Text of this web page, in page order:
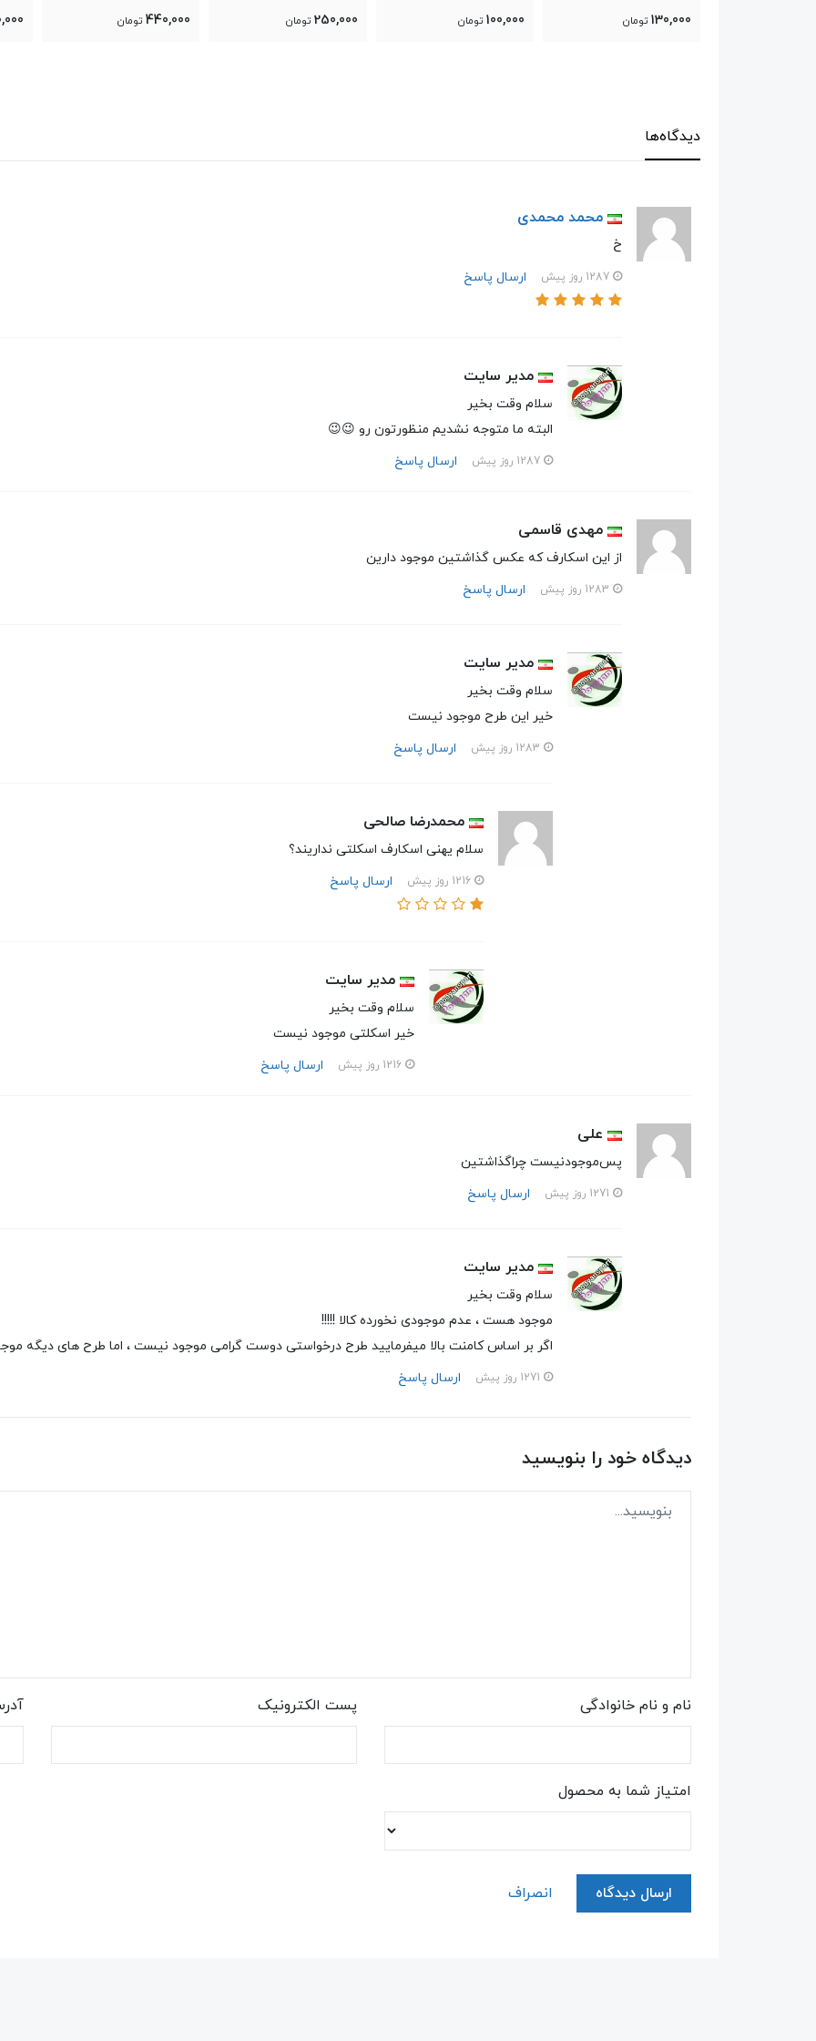
100,000 تومان 250,000 تومان 440,000 تومان 860,000 تومان
دیدگاه‌ها
محمد محمدی
خ
ارسال پاسخ
مدیر سایت
سلام وقت بخیر
البته ما متوجه نشدیم منظورتون رو 😉😉
ارسال پاسخ
مهدی قاسمی
از این اسکارف که عکس گذاشتین موجود دارین
ارسال پاسخ
مدیر سایت
سلام وقت بخیر
خیر این طرح موجود نیست
ارسال پاسخ
محمدرضا صالحی
سلام یهنی اسکارف اسکلتی نداریند؟
ارسال پاسخ
مدیر سایت
سلام وقت بخیر
خیر اسکلتی موجود نیست
ارسال پاسخ
علی
پس‌موجود‌نیست ‌چرا‌گذاشتین
ارسال پاسخ
مدیر سایت
سلام وقت بخیر
موجود هست ، عدم موجودی نخورده کالا !!!!!
اگر بر اساس کامنت بالا میفرمایید طرح درخواستی دوست گرامی موجود نیست ، اما طرح های دیگه
ارسال پاسخ
دیدگاه خود را بنویسید
نام و نام خانوادگی پست الکترونیک
امتیاز شما به محصول
ارسال دیدگاه انصراف